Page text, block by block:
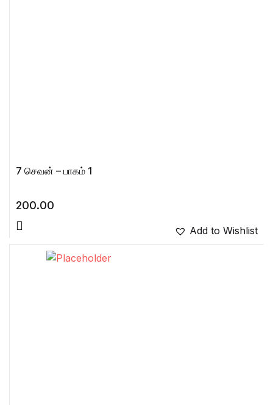
7 செவன் – பாகம் 1
200.00
Add to Wishlist